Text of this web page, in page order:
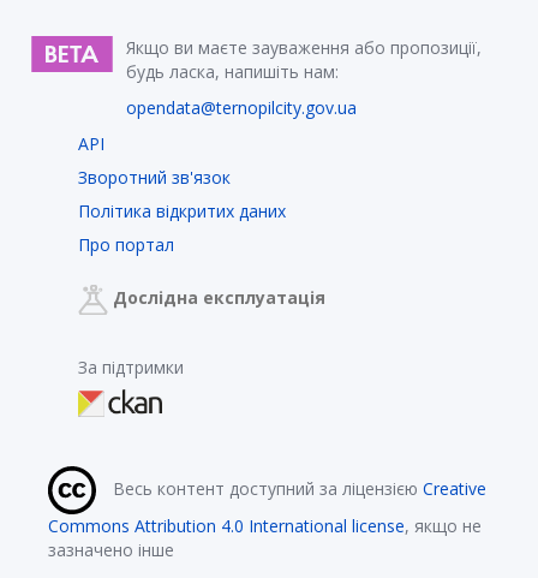
Якщо ви маєте зауваження або пропозиції,
будь ласка, напишіть нам:
opendata@ternopilcity.gov.ua
API
Зворотний зв'язок
Політика відкритих даних
Про портал
Дослідна експлуатація
За підтримки
Весь контент доступний за ліцензією Creative
Commons Attribution 4.0 International license, якщо не
зазначено інше